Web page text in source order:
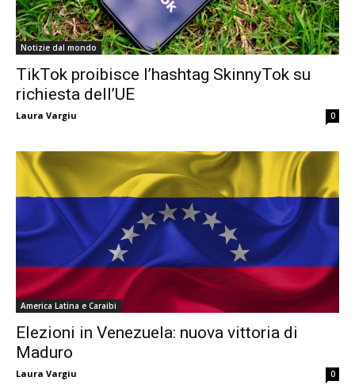
Notizie dal mondo
TikTok proibisce l’hashtag SkinnyTok su
richiesta dell’UE
Laura Vargiu 0
America Latina e Caraibi
Elezioni in Venezuela: nuova vittoria di
Maduro
Laura Vargiu 0